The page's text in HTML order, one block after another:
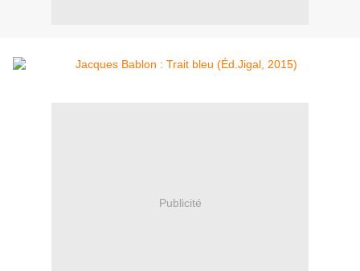
Publicité